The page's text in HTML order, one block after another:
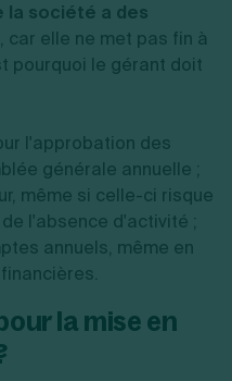
la société a des
car elle ne met pas fin à
pourquoi le gérant doit
l'approbation des
générale annuelle ;
même si celle-ci risque
l'absence d'activité ;
annuels, même en
la mise en